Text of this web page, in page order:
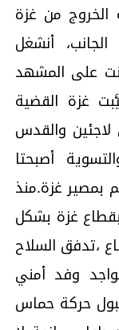
شارون عام 2004عزمه الخروج من غزة
أنشغل
على المشهد
غزة القضية
لاجئين والقدس
أصبحتا
بمصير غزة.منذ
بقطاع غزة بشكل
،تدفق السلاح
وفد أمني
حركة حماس